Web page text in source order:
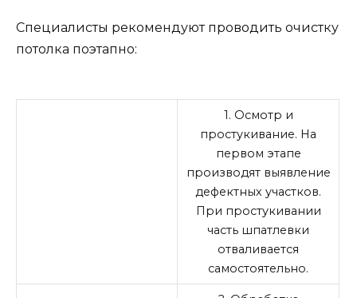
Специалисты рекомендуют проводить очистку
потолка поэтапно:
1. Осмотр и
простукивание. На
первом этапе
производят выявление
дефектных участков.
При простукивании
часть шпатлевки
отваливается
самостоятельно.